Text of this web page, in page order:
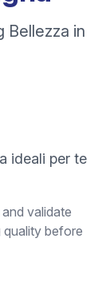
Bellezza in
ideali per te
validate
quality before